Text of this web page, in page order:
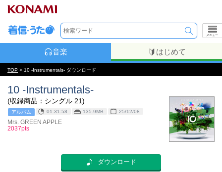
メニュー
音楽 はじめて
TOP > 10 -Instrumentals- ダウンロード
10 -Instrumentals-
(収録商品：シングル 21)
アルバム 01:31:58 135.9MB 25/12/08
Mrs. GREEN APPLE
2037pts
ダウンロード